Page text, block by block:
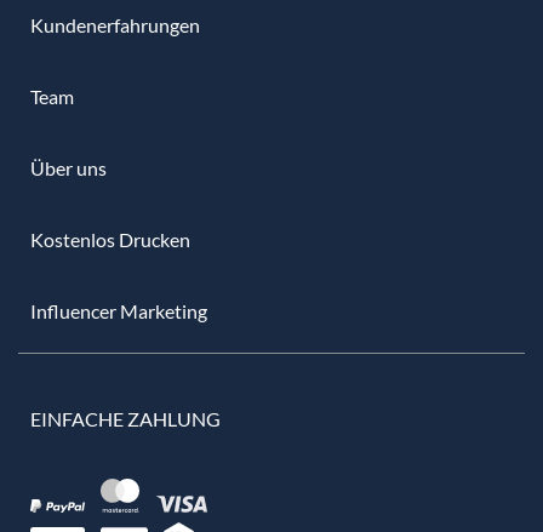
Kundenerfahrungen
Team
Über uns
Kostenlos Drucken
Influencer Marketing
EINFACHE ZAHLUNG